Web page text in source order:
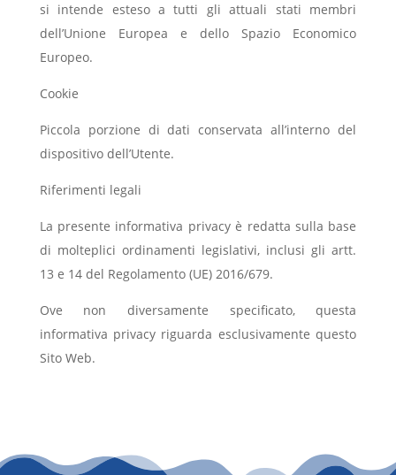
si intende esteso a tutti gli attuali stati membri
dell’Unione Europea e dello Spazio Economico
Europeo.
Cookie
Piccola porzione di dati conservata all’interno del
dispositivo dell’Utente.
Riferimenti legali
La presente informativa privacy è redatta sulla base
di molteplici ordinamenti legislativi, inclusi gli artt.
13 e 14 del Regolamento (UE) 2016/679.
Ove non diversamente specificato, questa
informativa privacy riguarda esclusivamente questo
Sito Web.